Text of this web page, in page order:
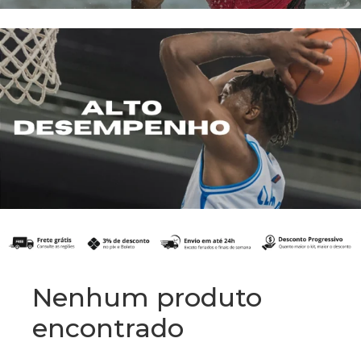
Nenhum produto
encontrado